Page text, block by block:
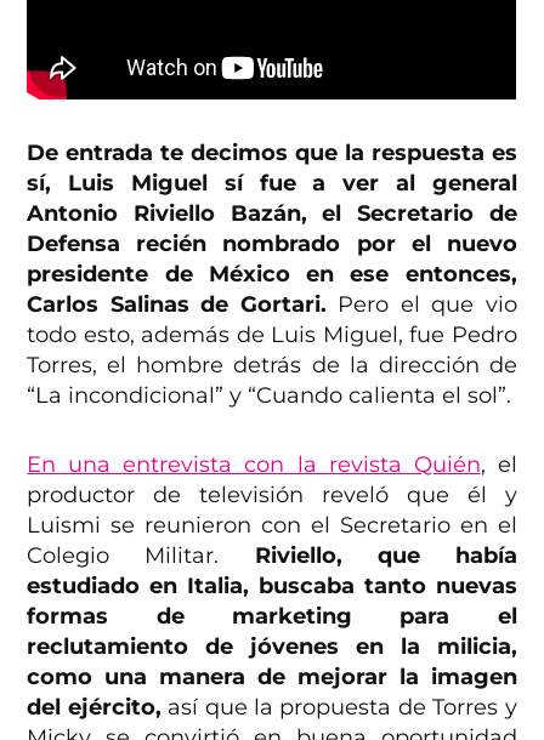
De entrada te decimos que la respuesta es
sí, Luis Miguel sí fue a ver al general
Antonio Riviello Bazán, el Secretario de
Defensa recién nombrado por el nuevo
presidente de México en ese entonces,
Carlos Salinas de Gortari. Pero el que vio
todo esto, además de Luis Miguel, fue Pedro
Torres, el hombre detrás de la dirección de
“La incondicional” y “Cuando calienta el sol”.
En una entrevista con la revista Quién, el
productor de televisión reveló que él y
Luismi se reunieron con el Secretario en el
Colegio Militar. Riviello, que había
estudiado en Italia, buscaba tanto nuevas
formas de marketing para el
reclutamiento de jóvenes en la milicia,
como una manera de mejorar la imagen
del ejército, así que la propuesta de Torres y